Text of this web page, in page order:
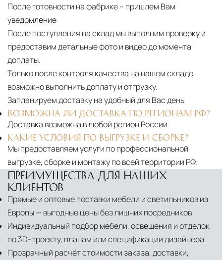
После готовности на фабрике – пришлем Вам
уведомление
После поступления на склад мы выполним проверку и
предоставим детальные фото и видео до момента
доплаты.
Только после контроля качества на нашем складе
возможно выполнить доплату и отгрузку.
Запланируем доставку на удобный для Вас день
ВОЗМОЖНА ЛИ ДОСТАВКА ПО РЕГИОНАМ РФ?
Доставка возможна в любой регион России
КАКИЕ УСЛОВИЯ ПО ВЫГРУЗКЕ И СБОРКЕ?
Мы предоставляем услуги по профессиональной
выгрузке, сборке и монтажу по всей территории РФ.
ПРЕИМУЩЕСТВА ДЛЯ НАШИХ
КЛИЕНТОВ
Прямые и оптовые поставки мебели и светильников из
Европы — выгодные цены без лишних посредников
Индивидуальный подбор мебели, освещения и отделок
по 3D-проекту, планам или спецификации дизайнера
Прозрачный расчёт стоимости заказа, доставки,